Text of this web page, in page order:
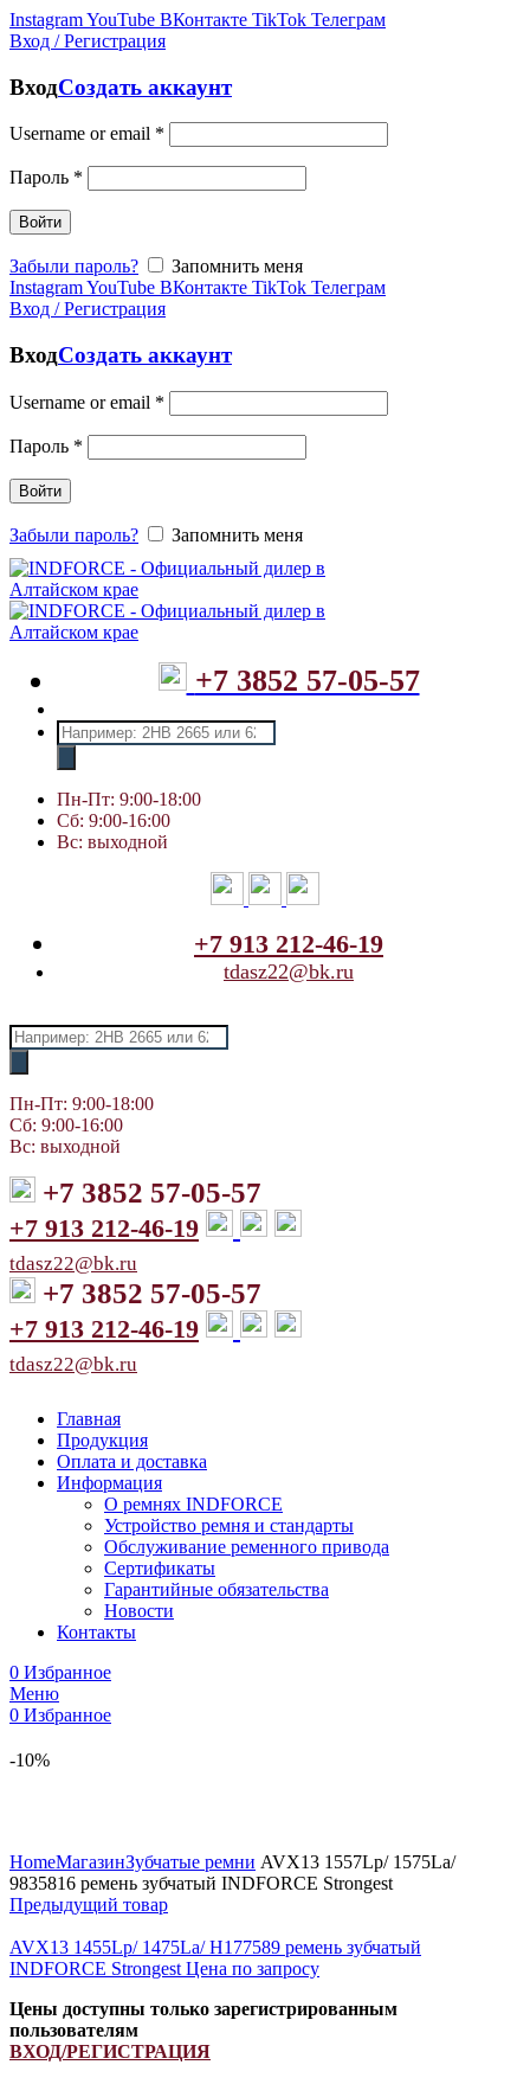
InstagramYouTube ВКонтакте TikTok Телеграм
Вход / Регистрация
ВходСоздать аккаунт
Username or email *
Пароль *
Войти
Забыли пароль?
Запомнить меня
InstagramYouTube ВКонтакте TikTok Телеграм
Вход / Регистрация
ВходСоздать аккаунт
Username or email *
Пароль *
Войти
Забыли пароль? Запомнить меня
+7 3852 57-05-57
Поиск
товаров
Пн-Пт: 9:00-18:00
Сб: 9:00-16:00
Вс: выходной
+7 913 212-46-19
tdasz22@bk.ru
Поиск
товаров
Пн-Пт: 9:00-18:00
Сб: 9:00-16:00
Вс: выходной
+7 3852 57-05-57
+7 913 212-46-19
tdasz22@bk.ru
+7 3852 57-05-57
+7 913 212-46-19
tdasz22@bk.ru
Главная
Продукция
Оплата и доставка
Информация
О ремнях INDFORCE
Устройство ремня и стандарты
Обслуживание ременного привода
Сертификаты
Гарантийные обязательства
Новости
Контакты
0 Избранное
Меню
0 Избранное
-10%
HomeМагазинЗубчатые ремни AVX13 1557Lp/ 1575La/
9835816 ремень зубчатый INDFORCE Strongest
Предыдущий товар
AVX13 1455Lp/ 1475La/ H177589 ремень зубчатый
INDFORCE Strongest Цена по запросу
Цены доступны только зарегистрированным
пользователям
ВХОД/РЕГИСТРАЦИЯ